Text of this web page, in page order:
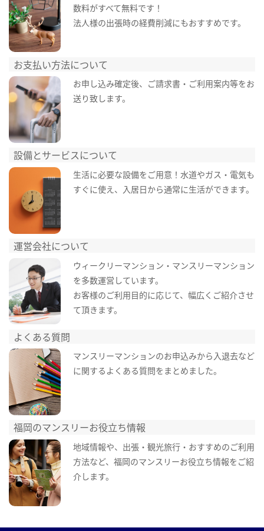
数料がすべて無料です！
法人様の出張時の経費削減にもおすすめです。
お支払い方法について
お申し込み確定後、ご請求書・ご利用案内等をお
送り致します。
設備とサービスについて
生活に必要な設備をご用意！水道やガス・電気も
すぐに使え、入居日から通常に生活ができます。
運営会社について
ウィークリーマンション・マンスリーマンション
を多数運営しています。
お客様のご利用目的に応じて、幅広くご紹介させ
て頂きます。
よくある質問
マンスリーマンションのお申込みから入退去など
に関するよくある質問をまとめました。
福岡のマンスリーお役立ち情報
地域情報や、出張・観光旅行・おすすめのご利用
方法など、福岡のマンスリーお役立ち情報をご紹
介します。